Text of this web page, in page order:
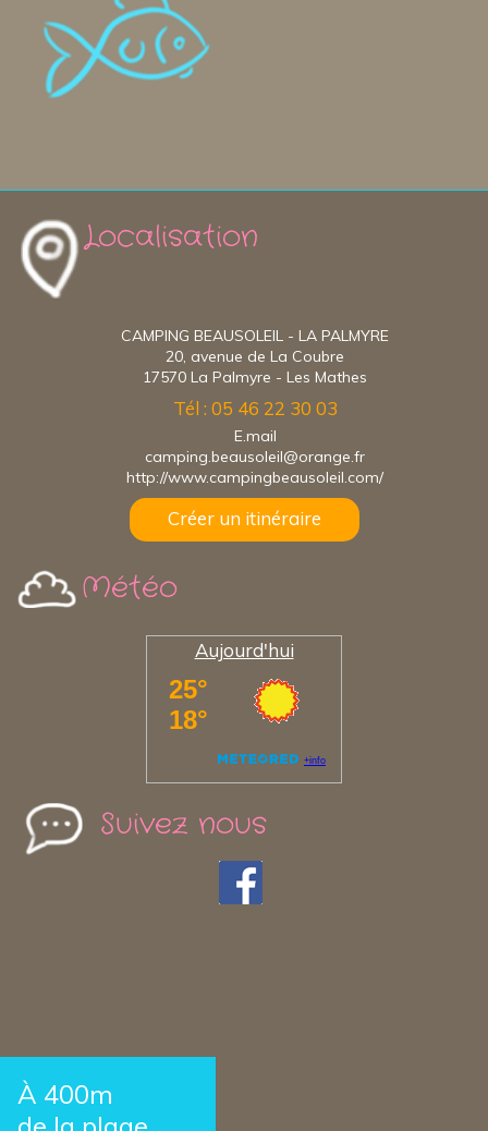
Localisation
CAMPING BEAUSOLEIL - LA PALMYRE
20, avenue de La Coubre
17570 La Palmyre - Les Mathes
Tél : 05 46 22 30 03
E.mail
camping.beausoleil@orange.fr
http://www.campingbeausoleil.com/
Créer un itinéraire
Météo
Aujourd'hui
Suivez nous
À 400m